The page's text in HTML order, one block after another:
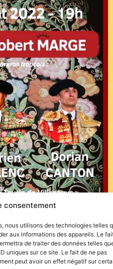
consentement
nous utilisons des technologies telles
aux informations des appareils. Le
de traiter des données telles
uniques sur ce site. Le fait de ne pas
peut avoir un effet négatif sur